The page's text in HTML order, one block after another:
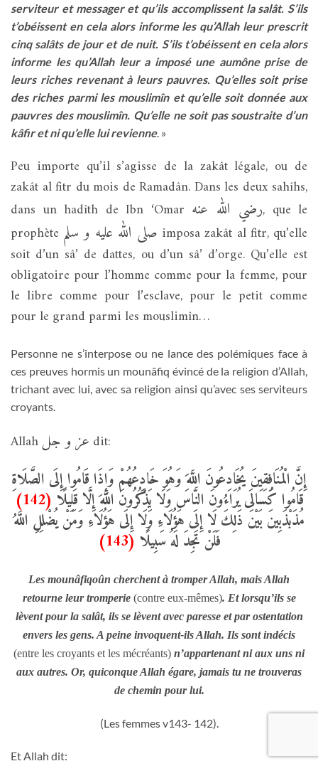
serviteur et messager et qu’ils accomplissent la salât. S’ils
t’obéissent en cela alors informe les qu’Allah leur prescrit
cinq salâts de jour et de nuit. S’ils t’obéissent en cela alors
informe les qu’Allah leur a imposé une aumône prise de
leurs riches revenant à leurs pauvres. Qu’elles soit prise
des riches parmi les mouslimîn et qu’elle soit donnée aux
pauvres des mouslimîn. Qu’elle ne soit pas soustraite d’un
kâfir et ni qu’elle lui revienne. »
Peu importe qu’il s’agisse de la zakât légale, ou de
zakât al fitr du mois de Ramadân. Dans les deux sahîhs,
dans un hadîth de Ibn ‘Omar رضي الله عنه, que le
prophète صلى الله عليه و سلم imposa zakât al fitr, qu’elle
soit d’un sâ’ de dattes, ou d’un sâ’ d’orge. Qu’elle est
obligatoire pour l’homme comme pour la femme, pour
le libre comme pour l’esclave, pour le petit comme
pour le grand parmi les mouslimîn…
Personne ne s’interpose ou ne lance des polémiques face à
ces preuves hormis un mounâfiq évincé de la religion d’Allah,
trichant avec lui, avec sa religion ainsi qu’avec ses serviteurs
croyants.
Allahعز و جل dit:
إِنَّ الْمُنَافِقِينَ يُخَادِعُونَ اللَّهَ وَهُوَ خَادِعُهُمْ وَإِذَا قَامُوا إِلَى الصَّلَاةِ
قَامُوا كُسَالَى يُرَاءُونَ النَّاسَ وَلَا يَذْكُرُونَ اللَّهَ إِلَّا قَلِيلًا(142)
مُذَبْذَبِينَ بَيْنَ ذَلِكَ لَا إِلَى هَؤُلَاءِ وَلَا إِلَى هَؤُلَاءِ وَمَنْ يُضْلِلِ اللَّهُ
فَلَنْ تَجِدَ لَهُ سَبِيلًا (143)
Les mounâfiqoûn cherchent à tromper Allah, mais Allah
retourne leur tromperie (contre eux-mêmes). Et lorsqu’ils se
lèvent pour la salât, ils se lèvent avec paresse et par ostentation
envers les gens. A peine invoquent-ils Allah. Ils sont indécis
(entre les croyants et les mécréants) n’appartenant ni aux uns ni
aux autres. Or, quiconque Allah égare, jamais tu ne trouveras
de chemin pour lui.
(Les femmes v143- 142).
Et Allah dit: